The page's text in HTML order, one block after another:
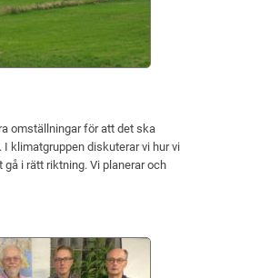
omställningar för att det ska
klimatgruppen diskuterar vi hur vi
gå i rätt riktning. Vi planerar och